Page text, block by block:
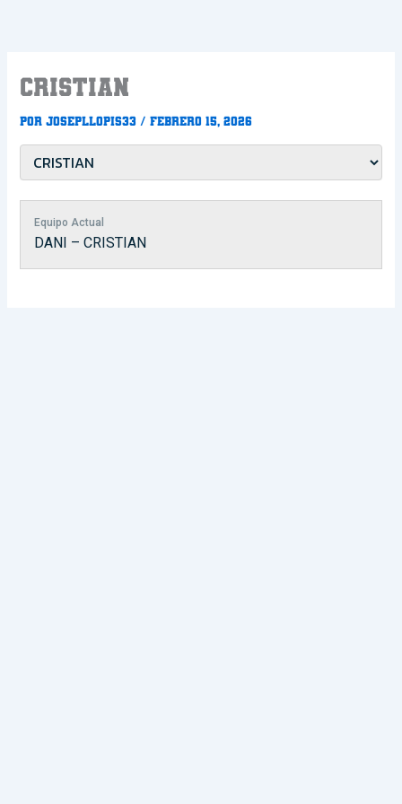
CRISTIAN
PorJosepllopis33/febrero 15, 2026
Equipo Actual
DANI – CRISTIAN